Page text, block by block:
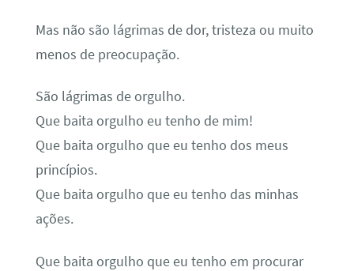
Mas não são lágrimas de dor, tristeza ou muito
menos de preocupação.
São lágrimas de orgulho.
Que baita orgulho eu tenho de mim!
Que baita orgulho que eu tenho dos meus
princípios.
Que baita orgulho que eu tenho das minhas
ações.
Que baita orgulho que eu tenho em procurar